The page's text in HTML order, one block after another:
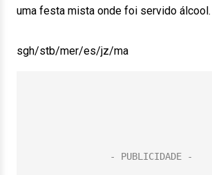
uma festa mista onde foi servido álcool.
sgh/stb/mer/es/jz/ma